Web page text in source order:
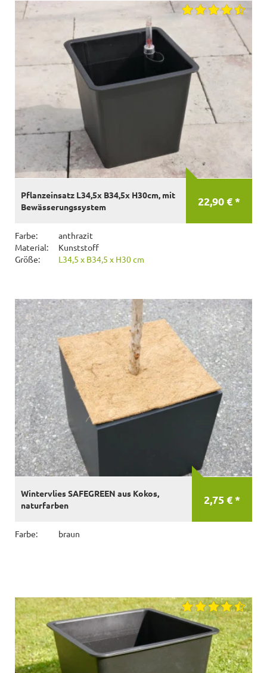
22,90 € *
Pflanzeinsatz L34,5x B34,5x H30cm, mit
Bewässerungssystem
Farbe:
anthrazit
Material:
Kunststoff
Größe:
L34,5 x B34,5 x H30 cm
2,75 € *
Wintervlies SAFEGREEN aus Kokos,
naturfarben
Farbe: braun